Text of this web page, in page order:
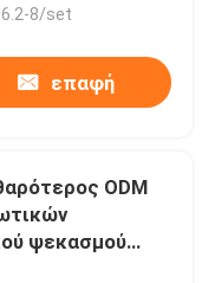
8/set
επαφή
ODM
ψεκασμού